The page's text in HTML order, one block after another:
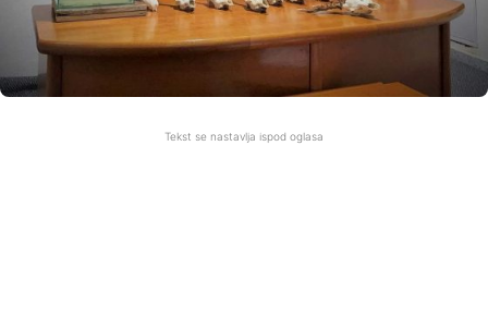
Tekst se nastavlja ispod oglasa